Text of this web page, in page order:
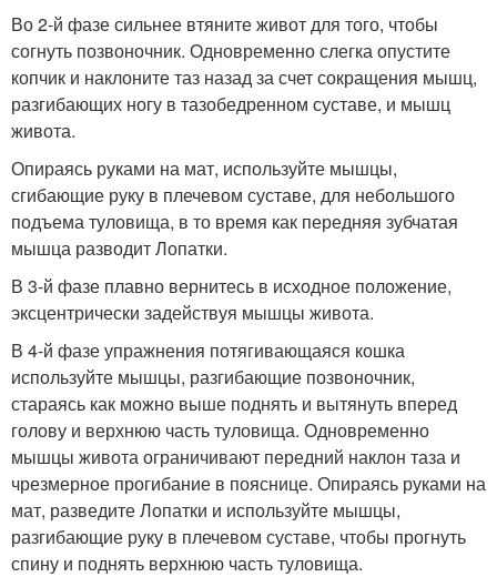
Во 2-й фазе сильнее втяните живот для того, чтобы
согнуть позвоночник. Одновременно слегка опустите
копчик и наклоните таз назад за счет сокращения мышц,
разгибающих ногу в тазобедренном суставе, и мышц
живота.
Опираясь руками на мат, используйте мышцы,
сгибающие руку в плечевом суставе, для небольшого
подъема туловища, в то время как передняя зубчатая
мышца разводит Лопатки.
В 3-й фазе плавно вернитесь в исходное положение,
эксцентрически задействуя мышцы живота.
В 4-й фазе упражнения потягивающаяся кошка
используйте мышцы, разгибающие позвоночник,
стараясь как можно выше поднять и вытянуть вперед
голову и верхнюю часть туловища. Одновременно
мышцы живота ограничивают передний наклон таза и
чрезмерное прогибание в пояснице. Опираясь руками на
мат, разведите Лопатки и используйте мышцы,
разгибающие руку в плечевом суставе, чтобы прогнуть
спину и поднять верхнюю часть туловища.